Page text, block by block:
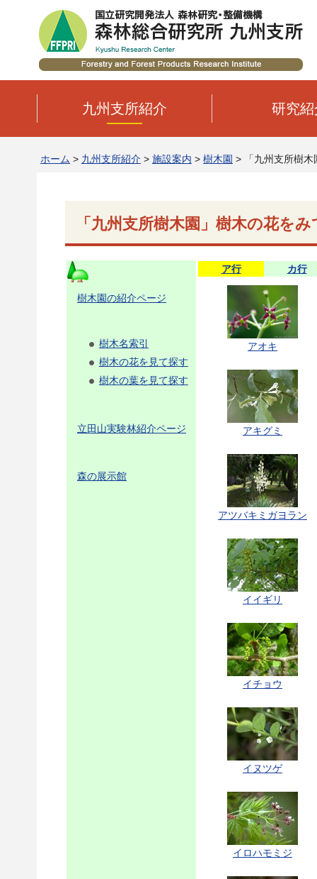
九州支所紹介 研究紹
ホーム > 九州支所紹介 > 施設案内 > 樹木園 > 「九州支所樹木
「九州支所樹木園」樹木の花を
樹木園の紹介ページ
樹木名索引
樹木の花を見て探す
樹木の葉を見て探す
立田山実験林紹介ページ
森の展示館
ア行 カ行
アオキ
アキグミ
アツバキミガヨラン
イイギリ
イチョウ
イヌツゲ
イロハモミジ